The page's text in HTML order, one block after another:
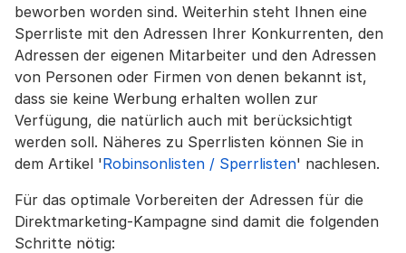
beworben worden sind. Weiterhin steht Ihnen eine
Sperrliste mit den Adressen Ihrer Konkurrenten, den
Adressen der eigenen Mitarbeiter und den Adressen
von Personen oder Firmen von denen bekannt ist,
dass sie keine Werbung erhalten wollen zur
Verfügung, die natürlich auch mit berücksichtigt
werden soll. Näheres zu Sperrlisten können Sie in
dem Artikel 'Robinsonlisten / Sperrlisten' nachlesen.
Für das optimale Vorbereiten der Adressen für die
Direktmarketing-Kampagne sind damit die folgenden
Schritte nötig: